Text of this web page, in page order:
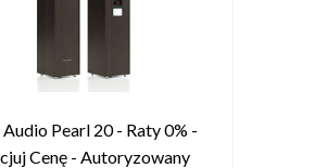
Pearl 20 - Raty 0% -
Cenę - Autoryzowany